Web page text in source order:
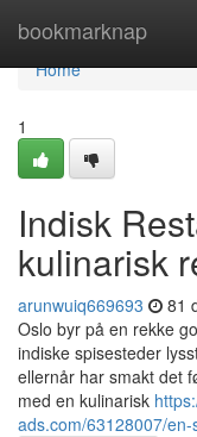
bookmarknap
Home
Home
1
Indisk
kulinarisk
arunwuiq669693 81
Oslo byr på en rekke
indiske spisesteder
ellernår har smakt det
med en kulinarisk
ads.com/63128007/